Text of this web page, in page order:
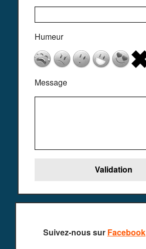
Humeur
Message
Suivez-nous sur Facebook